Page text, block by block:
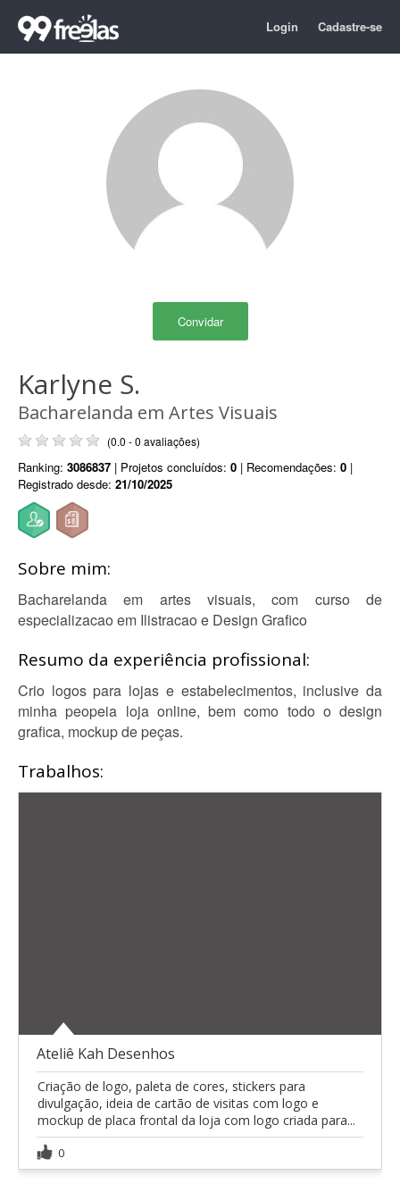
Login Cadastre-se
Convidar
Karlyne S.
Bacharelanda em Artes Visuais
(0.0 - 0 avaliações)
Ranking: 3086837 | Projetos concluídos: 0 | Recomendações: 0 |
Registrado desde: 21/10/2025
Sobre mim:
Bacharelanda em artes visuais, com curso de
especializacao em Ilistracao e Design Grafico
Resumo da experiência profissional:
Crio logos para lojas e estabelecimentos, inclusive da
minha peopeia loja online, bem como todo o design
grafica, mockup de peças.
Trabalhos:
Ateliê Kah Desenhos
Criação de logo, paleta de cores, stickers para
divulgação, ideia de cartão de visitas com logo e
mockup de placa frontal da loja com logo criada para...
0